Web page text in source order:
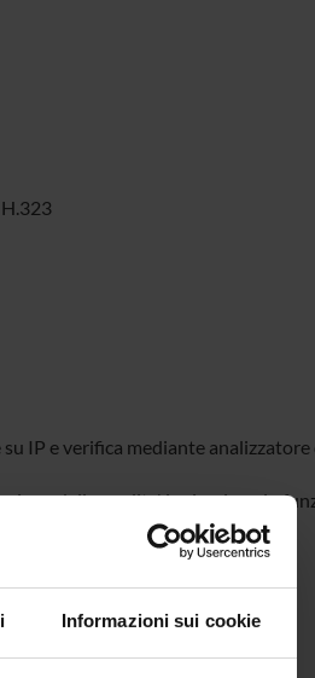
Informazioni sui cookie
IP e verifica mediante analizzatore
della qualita' in ricezione in
dei loro effetti